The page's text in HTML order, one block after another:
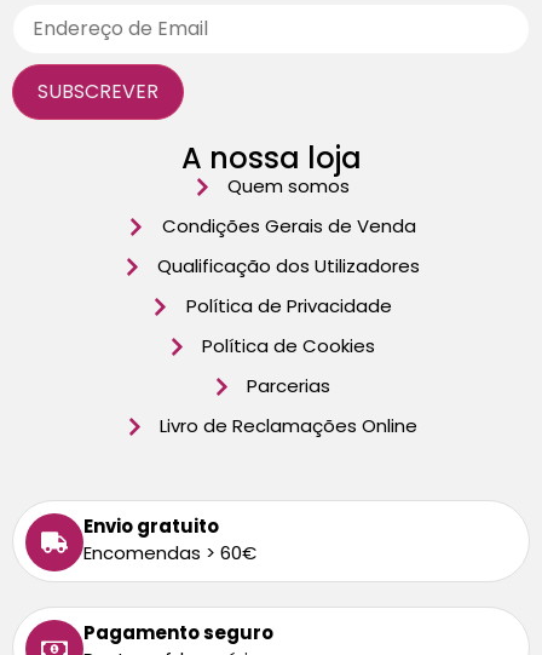
A nossa loja
Quem somos
Condições Gerais de Venda
Qualificação dos Utilizadores
Política de Privacidade
Política de Cookies
Parcerias
Livro de Reclamações Online
Envio gratuito
Encomendas > 60€
Pagamento seguro